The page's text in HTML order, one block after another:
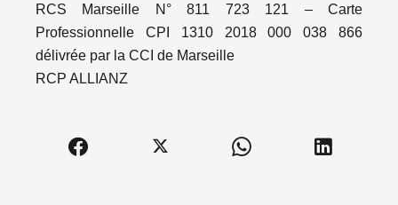
RCS Marseille N° 811 723 121 – Carte
Professionnelle CPI 1310 2018 000 038 866
délivrée par la CCI de Marseille
RCP ALLIANZ